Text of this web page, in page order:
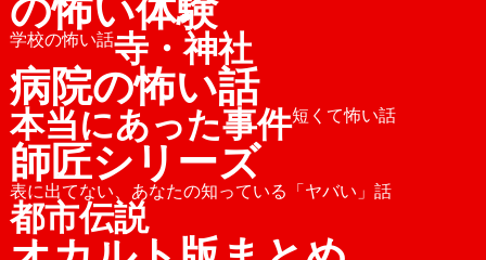
の怖い体験
学校の怖い話寺・神社
病院の怖い話
本当にあった事件短くて怖い話
師匠シリーズ
表に出てない、あなたの知っている「ヤバい」話
都市伝説